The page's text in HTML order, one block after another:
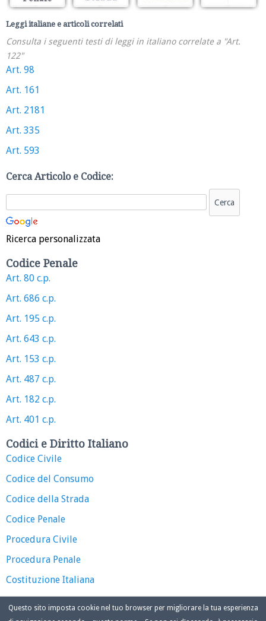
Leggi italiane e articoli correlati
Consulta i seguenti testi di leggi in italiano correlate a "Art.
122"
Art. 98
Art. 161
Art. 2181
Art. 335
Art. 593
Cerca Articolo e Codice:
Ricerca personalizzata
Codice Penale
Art. 80 c.p.
Art. 686 c.p.
Art. 195 c.p.
Art. 643 c.p.
Art. 153 c.p.
Art. 487 c.p.
Art. 182 c.p.
Art. 401 c.p.
Codici e Diritto Italiano
Codice Civile
Codice del Consumo
Codice della Strada
Codice Penale
Procedura Civile
Procedura Penale
Costituzione Italiana
Questo sito imposta cookie nel tuo browser per migliorare la tua esperienza